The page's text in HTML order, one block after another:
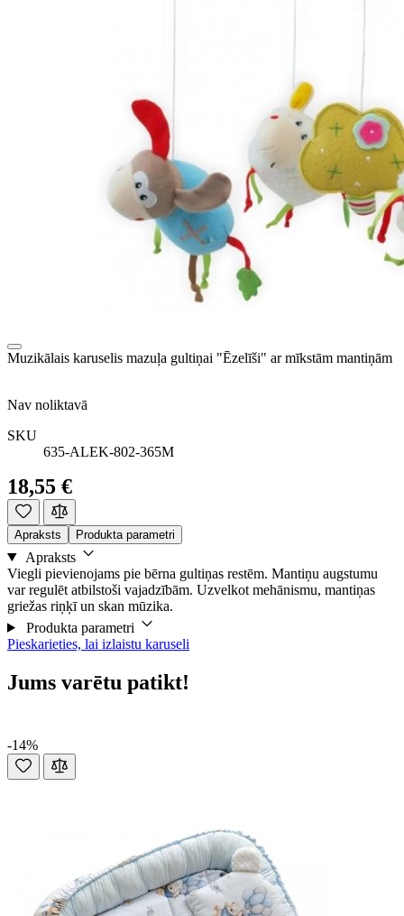
Muzikālais karuselis mazuļa gultiņai "Ēzelīši" ar mīkstām mantiņām
Nav noliktavā
SKU
635-ALEK-802-365M
18,55 €
Apraksts Produkta parametri
Apraksts
Viegli pievienojams pie bērna gultiņas restēm. Mantiņu augstumu
var regulēt atbilstoši vajadzībām. Uzvelkot mehānismu, mantiņas
griežas riņķī un skan mūzika.
Produkta parametri
Pieskarieties, lai izlaistu karuseli
Jums varētu patikt!
-14%